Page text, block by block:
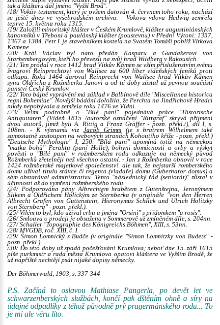
tak a klášteru dal jméno "Vyšší Brod".
/18/ Vokův testament, který je ovšem datován 4. červnem toho roku, nachází
se ještě dnes ve vyšebrodském archivu. - Vokova vdova Hedwig zemřela
teprve 15. května roku 1315.
/19/ Založili minoritský klášter v Českém Krumlově, klášter augustiniánských
kanovníků v Třeboni a paulánský klášter (poustevnu) v Přední Výtoni: 1357,
1367 a 1384. Petr I. je stavebníkem kostela na Svatém Tomáši poblíž Vítkova
Kamene.
/20/ Král Václav byl nato předán Kasparu a Gundakerovi von
Starhembergovým, kteří ho převezli na svůj hrad Wildberg v Rakousích.
/21/ Ten prodal v roce 1412 hrad Vítkův Kámen se vším příslušenstvím svému
švagrovi Reinprechtovi von Wallsee za 600 liber vídeňských feniků proti
odkupu. Roku 1464 daroval Reinprecht von Wallsee hrad Vítkův Kámen
synu Oldřicha z Rožmberka Janovi a od té doby zůstal už pevnou součástí
panství Český Krumlov.
/22/ Toto bájné vyprávění má základ v Balbínovědíle "Miscellanea historica
regni Bohemiae". Novější bádání doložila, že Perchta na Jindřichově Hradci
nikdy nepobývala a zemřela roku 1476 ve Vídni.
/23/ Velmi podrobně o "Bílé paní" pojednává práce "Historische
Antiquitäten" (Vídeň 1815 /autorské označení "Rittgräf" skrývá příjmení
dvou autorů, jimiž byli A. Rittig a Franz Gräffer - pozn. překl./), díl I, s.
108nn. - K významu viz Jacob Grimm (je s bratrem Wilhelmem také
samostatně zastoupen na webových stranách Kohoutího kříže - pozn. překl.)
"Deutsche Mythologie" I, 250. "Bílá paní" upomíná totiž na německou
"matku bohů" Perahtu (paní Holle), bohyni domácnosti a orby a výskyt
pověsti o "Bílé paní" v rožmberském rodu odkazuje na německý původ
Rožmberků zřetelněji než všechno ostatní. - Jan z Rožmberka obnovil v roce
1424 rožmberské majetkové společenství. ale tak, že nejstarší romberského
domu užíval titulu srávce či regenta (vladaře) domu (Gubernator domus) a
sám obstarával administrativu. Tento "následnický řád (seniorát)" zůstal v
účinnosti až do vymření rožmberského rodu.
/24/ Podporována pány Albrechtem hrabětem z Gutenštejna, Jeronýmem
Šlikem a Oldřichem Holickým ze Šternberka (v originále "von den Herren
Albrecht Grafen von Guttenstein, Hieronymus Schlick und Ulrich Holitzky
von Sternberg" - pozn. překl.).
/25/ Vilém to byl, kdo užíval erbu a jména "Orsini" s přídomkem "a rosis".
/26/ Smlouva o prodeji je obsažena v Sommerově už zmíněném díle, s. 204nn.
/27/ Schaller "Topographie des Königreichs Böhmen", XIII, s. 53nn.
/28/ MVGDB, roč. XIII, č. I.
/29/ Šimon Lomnický z Budče (v originále "Simon Lomnitzky von Budetz" -
pozn. překl.).
/30/ Do této doby už spadá počešťování Krumlova; neboť dne 15. září 1615
píše purkmistr a rada města Krumlova opatovi kláštera ve Vyšším Brodě, že
už napříště nechtějí psát nijaké dopisy německy.
Der Böhmerwald, 1903, s. 337-344
P.S. Začíná to oslavou Mathiase Pangerla, po devět let ve
schwarzenberských službách, končí pak dštěním ohně a síry na
údajné odpadlíky z téhož původně prý pragermánského rodu... To
je mi ale věru líto.